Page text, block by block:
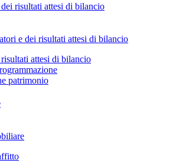
risultati attesi di bilancio
e dei risultati attesi di bilancio
attesi di bilancio
patrimonio